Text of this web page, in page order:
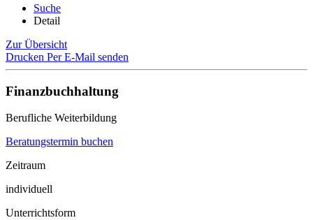
Suche
Detail
Zur Übersicht
Drucken Per E-Mail senden
Finanzbuchhaltung
Berufliche Weiterbildung
Beratungstermin buchen
Zeitraum
individuell
Unterrichtsform